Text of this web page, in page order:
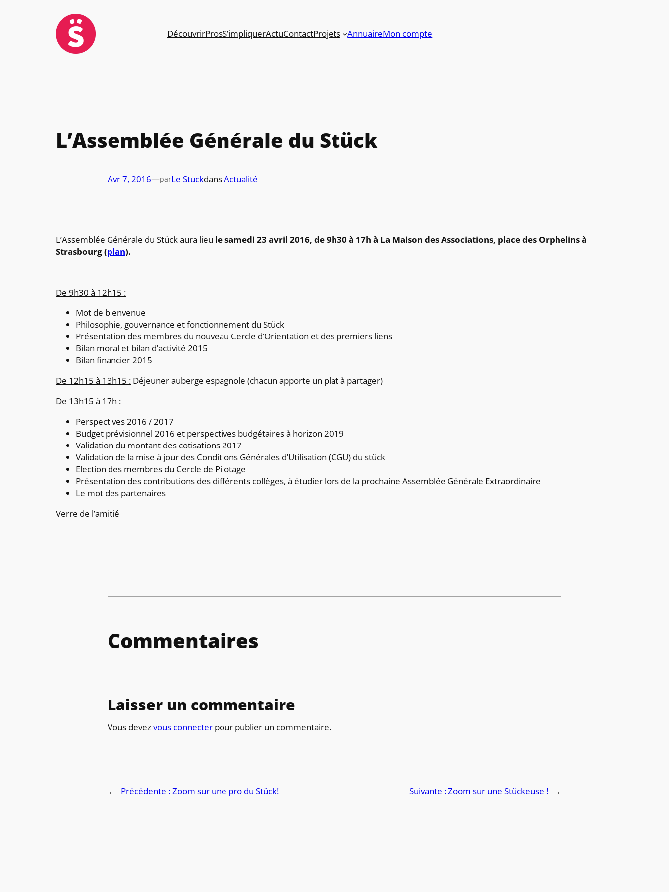
DécouvrirProsS’impliquerActuContactProjets AnnuaireMon compte
L’Assemblée Générale du Stück
Avr 7, 2016—parLe StuckdansActualité
L’Assemblée Générale du Stück aura lieu le samedi 23 avril 2016, de 9h30 à 17h à La Maison des Associations, place des Orphelins à
Strasbourg (plan).
De 9h30 à 12h15 :
Mot de bienvenue
Philosophie, gouvernance et fonctionnement du Stück
Présentation des membres du nouveau Cercle d’Orientation et des premiers liens
Bilan moral et bilan d’activité 2015
Bilan financier 2015
De 12h15 à 13h15 : Déjeuner auberge espagnole (chacun apporte un plat à partager)
De 13h15 à 17h :
Perspectives 2016 / 2017
Budget prévisionnel 2016 et perspectives budgétaires à horizon 2019
Validation du montant des cotisations 2017
Validation de la mise à jour des Conditions Générales d’Utilisation (CGU) du stück
Election des membres du Cercle de Pilotage
Présentation des contributions des différents collèges, à étudier lors de la prochaine Assemblée Générale Extraordinaire
Le mot des partenaires
Verre de l’amitié
Commentaires
Laisser un commentaire
Vous devezvous connecter pour publier un commentaire.
← Précédente :Zoom sur une pro du Stück! Suivante :Zoom sur une Stückeuse ! →